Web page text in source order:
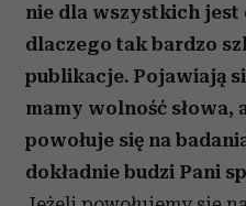
nie dla wszystkich jest
dlaczego tak bardzo
publikacje. Pojawiają
mamy wolność słowa,
powołuje się na
dokładnie budzi Pani